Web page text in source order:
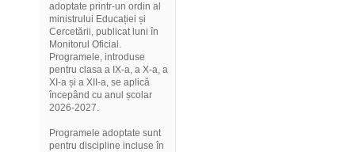
adoptate printr-un ordin al
ministrului Educației și
Cercetării, publicat luni în
Monitorul Oficial.
Programele, introduse
pentru clasa a IX-a, a X-a, a
XI-a și a XII-a, se aplică
începând cu anul școlar
2026-2027.
Programele adoptate sunt
pentru discipline incluse în